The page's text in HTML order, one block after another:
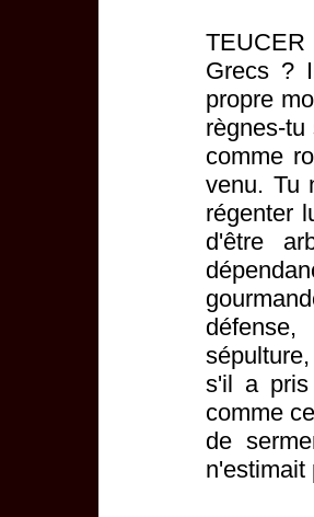
TEUCER
Grecs ?
propre
règnes-
comme
venu. Tu
régenter
d'être
s'il a pris
comme
de
n'estimait